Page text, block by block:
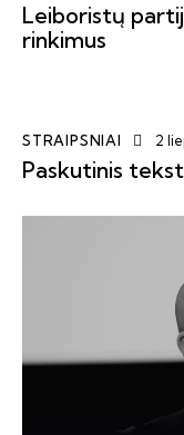
Leiboristų
rinkimus
STRAIPSNIAI 2
Paskutinis